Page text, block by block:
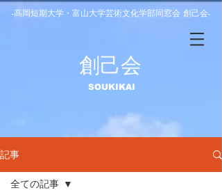
-高岡短期大学・富山大学芸術文化学部同窓会 創己会-
​SOUKIKAI
​創己会
記事
全ての記事